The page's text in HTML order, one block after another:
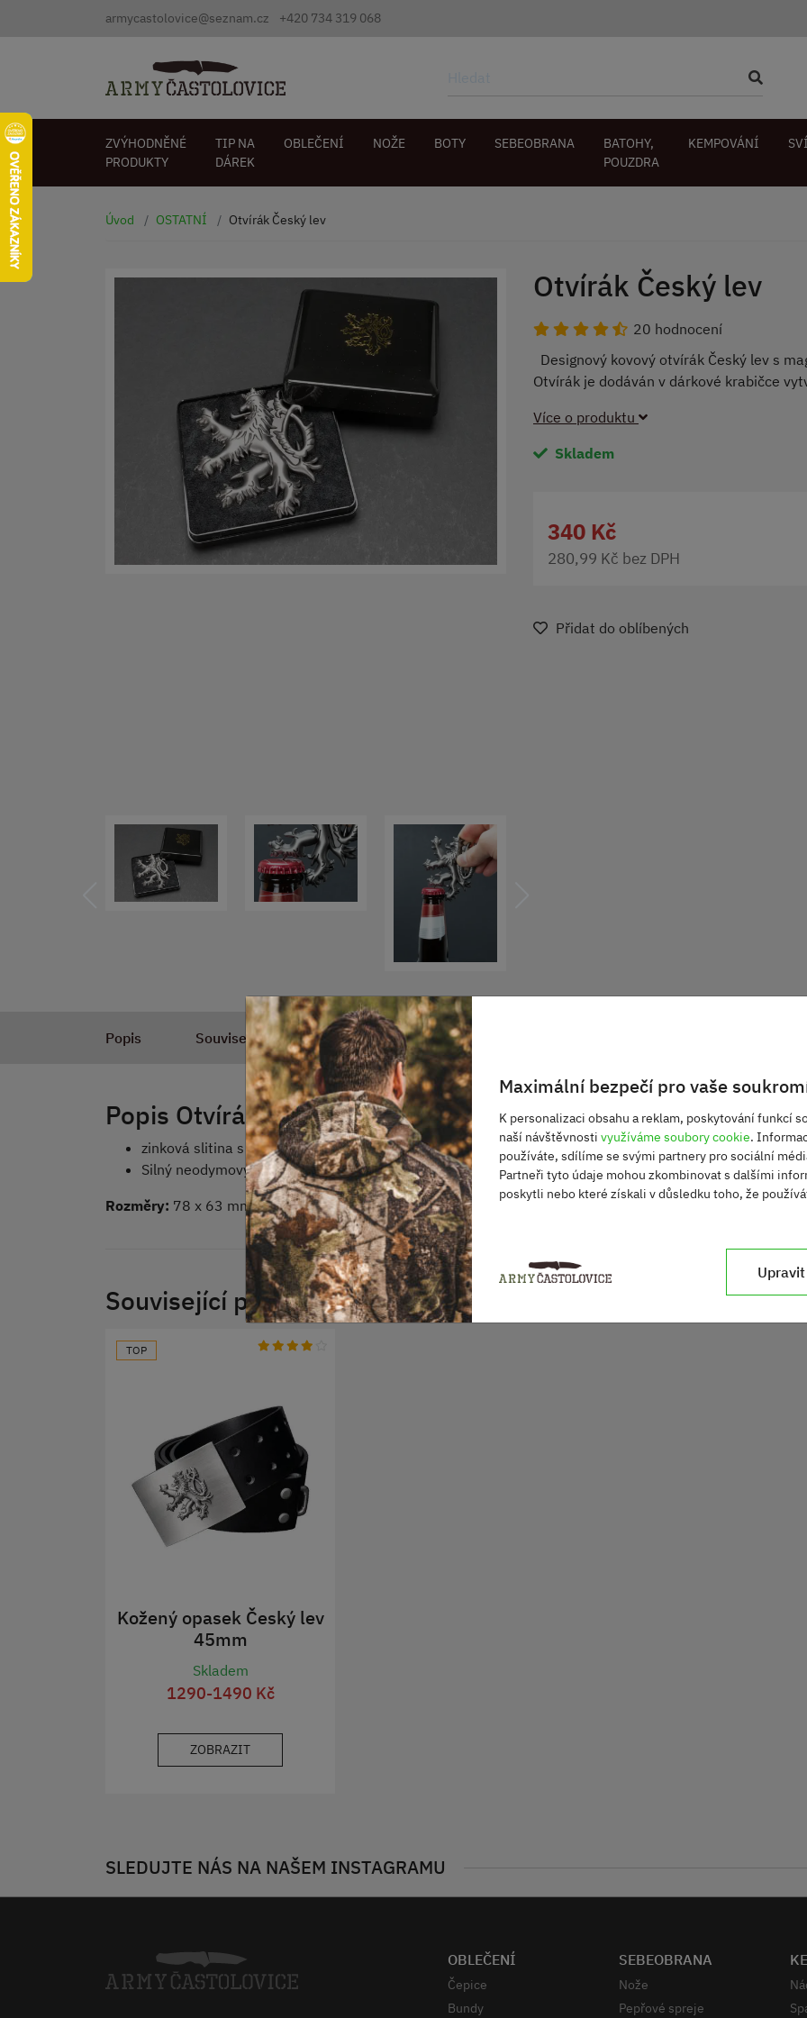
armycastolovice@seznam.cz +420 734 319 068
ZVÝHODNĚNÉ
PRODUKTY
TIP NA
DÁREK
OBLEČENÍ NOŽE BOTY SEBEOBRANA
BATOHY,
POUZDRA
KEMPOVÁNÍ
Úvod OSTATNÍ Otvírák Český lev
Otvírák Český lev
20 hodnocení
Designový kovový otvírák Český lev s
Otvírák je dodáván v dárkové krabičce
Více o produktu
Skladem
340 Kč
280,99 Kč bez DPH
Přidat do oblíbených
Popis Související produkty
Popis Otvírák Český lev
zinková slitina s povrchovou úpravou starostříbro
Silný neodymový magnet
Rozměry: 78 x 63 mm
Související produkty
TOP
Kožený opasek Český lev
45mm
Skladem
1290-1490 Kč
ZOBRAZIT
SLEDUJTE NÁS NA NAŠEM INSTAGRAMU
OBLEČENÍ
Čepice
Bundy
SEBEOBRANA
Nože
Pepřové spreje
Maximální bezpečí pro vaše
K personalizaci obsahu a reklam, poskytování funkcí
naší návštěvnosti využíváme soubory cookie.
používáte, sdílíme se svými partnery pro sociální
Partneři tyto údaje mohou zkombinovat s dalšími
poskytli nebo které získali v důsledku toho, že
Upravit